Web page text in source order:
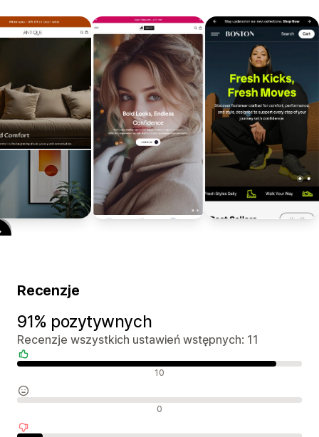
Recenzje
91% pozytywnych
Recenzje wszystkich ustawień wstępnych: 11
10
0